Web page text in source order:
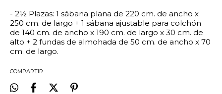
- 2½ Plazas: 1 sábana plana de 220 cm. de ancho x
250 cm. de largo + 1 sábana ajustable para colchón
de 140 cm. de ancho x 190 cm. de largo x 30 cm. de
alto + 2 fundas de almohada de 50 cm. de ancho x 70
cm. de largo.
COMPARTIR